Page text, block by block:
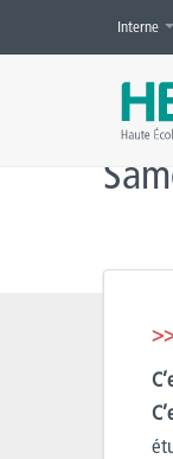
Interne
Accueil »